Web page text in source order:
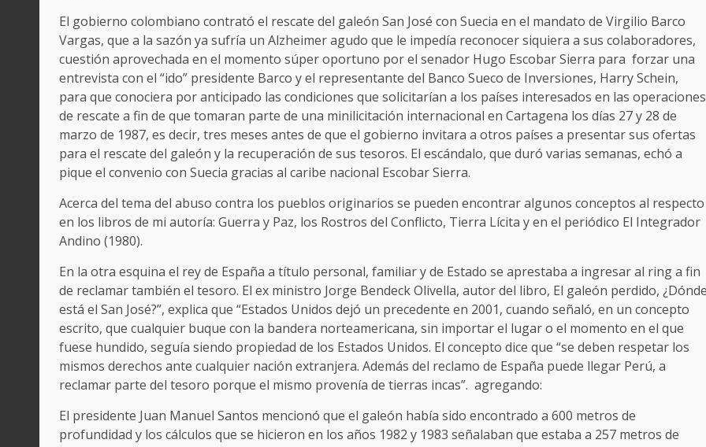
El gobierno colombiano contrató el rescate del galeón San José con Suecia en el mandato de Virgilio Barco
Vargas, que a la sazón ya sufría un Alzheimer agudo que le impedía reconocer siquiera a sus colaboradores,
cuestión aprovechada en el momento súper oportuno por el senador Hugo Escobar Sierra para forzar una
entrevista con el “ido” presidente Barco y el representante del Banco Sueco de Inversiones, Harry Schein,
para que conociera por anticipado las condiciones que solicitarían a los países interesados en las operaciones
de rescate a fin de que tomaran parte de una minilicitación internacional en Cartagena los días 27 y 28 de
marzo de 1987, es decir, tres meses antes de que el gobierno invitara a otros países a presentar sus ofertas
para el rescate del galeón y la recuperación de sus tesoros. El escándalo, que duró varias semanas, echó a
pique el convenio con Suecia gracias al caribe nacional Escobar Sierra.
Acerca del tema del abuso contra los pueblos originarios se pueden encontrar algunos conceptos al respecto
en los libros de mi autoría: Guerra y Paz, los Rostros del Conflicto, Tierra Lícita y en el periódico El Integrador
Andino (1980).
En la otra esquina el rey de España a título personal, familiar y de Estado se aprestaba a ingresar al ring a fin
de reclamar también el tesoro. El ex ministro Jorge Bendeck Olivella, autor del libro, El galeón perdido,
está el San José?”, explica que “Estados Unidos dejó un precedente en 2001, cuando señaló, en un concepto
escrito, que cualquier buque con la bandera norteamericana, sin importar el lugar o el momento en el que
fuese hundido, seguía siendo propiedad de los Estados Unidos. El concepto dice que “se deben respetar los
mismos derechos ante cualquier nación extranjera. Además del reclamo de España puede llegar Perú, a
reclamar parte del tesoro porque el mismo provenía de tierras incas”. agregando:
El presidente Juan Manuel Santos mencionó que el galeón había sido encontrado a 600 metros de
profundidad y los cálculos que se hicieron en los años 1982 y 1983 señalaban que estaba a 257 metros de